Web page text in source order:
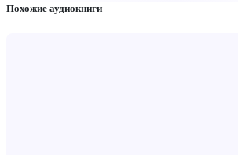
Похожие аудиокниги